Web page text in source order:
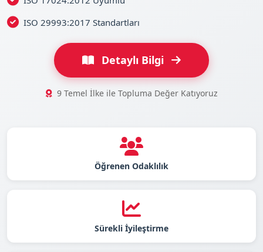
ISO 29993:2017 Standartları
Detaylı Bilgi
9 Temel İlke ile Topluma Değer Katıyoruz
Öğrenen Odaklılık
Sürekli İyileştirme